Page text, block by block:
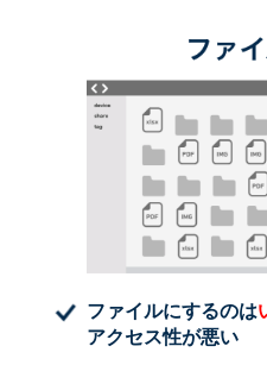
ファイルにするのは
アクセス性が悪い